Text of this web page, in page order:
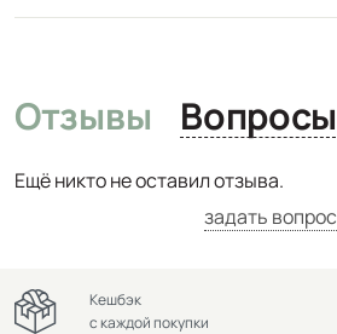
Отзывы
Ещё никто не оставил отзыва.
задать вопрос
Кешбэк
с каждой покупки